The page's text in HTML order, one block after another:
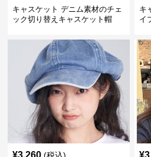
キャスケット デニム素材のチェ
ック切り替えキャスケット帽
キ
イ
¥3,260 ¥